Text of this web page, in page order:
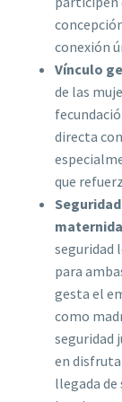
conexión
Vínculo
de las
directa
que
seguridad
para
gesta el
como
seguridad
en
llegada de